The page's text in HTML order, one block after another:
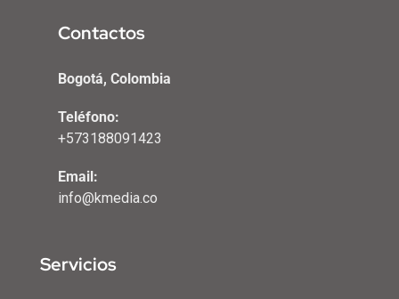
Contactos
Bogotá, Colombia
Teléfono:
+573188091423
Email:
info@kmedia.co
Servicios